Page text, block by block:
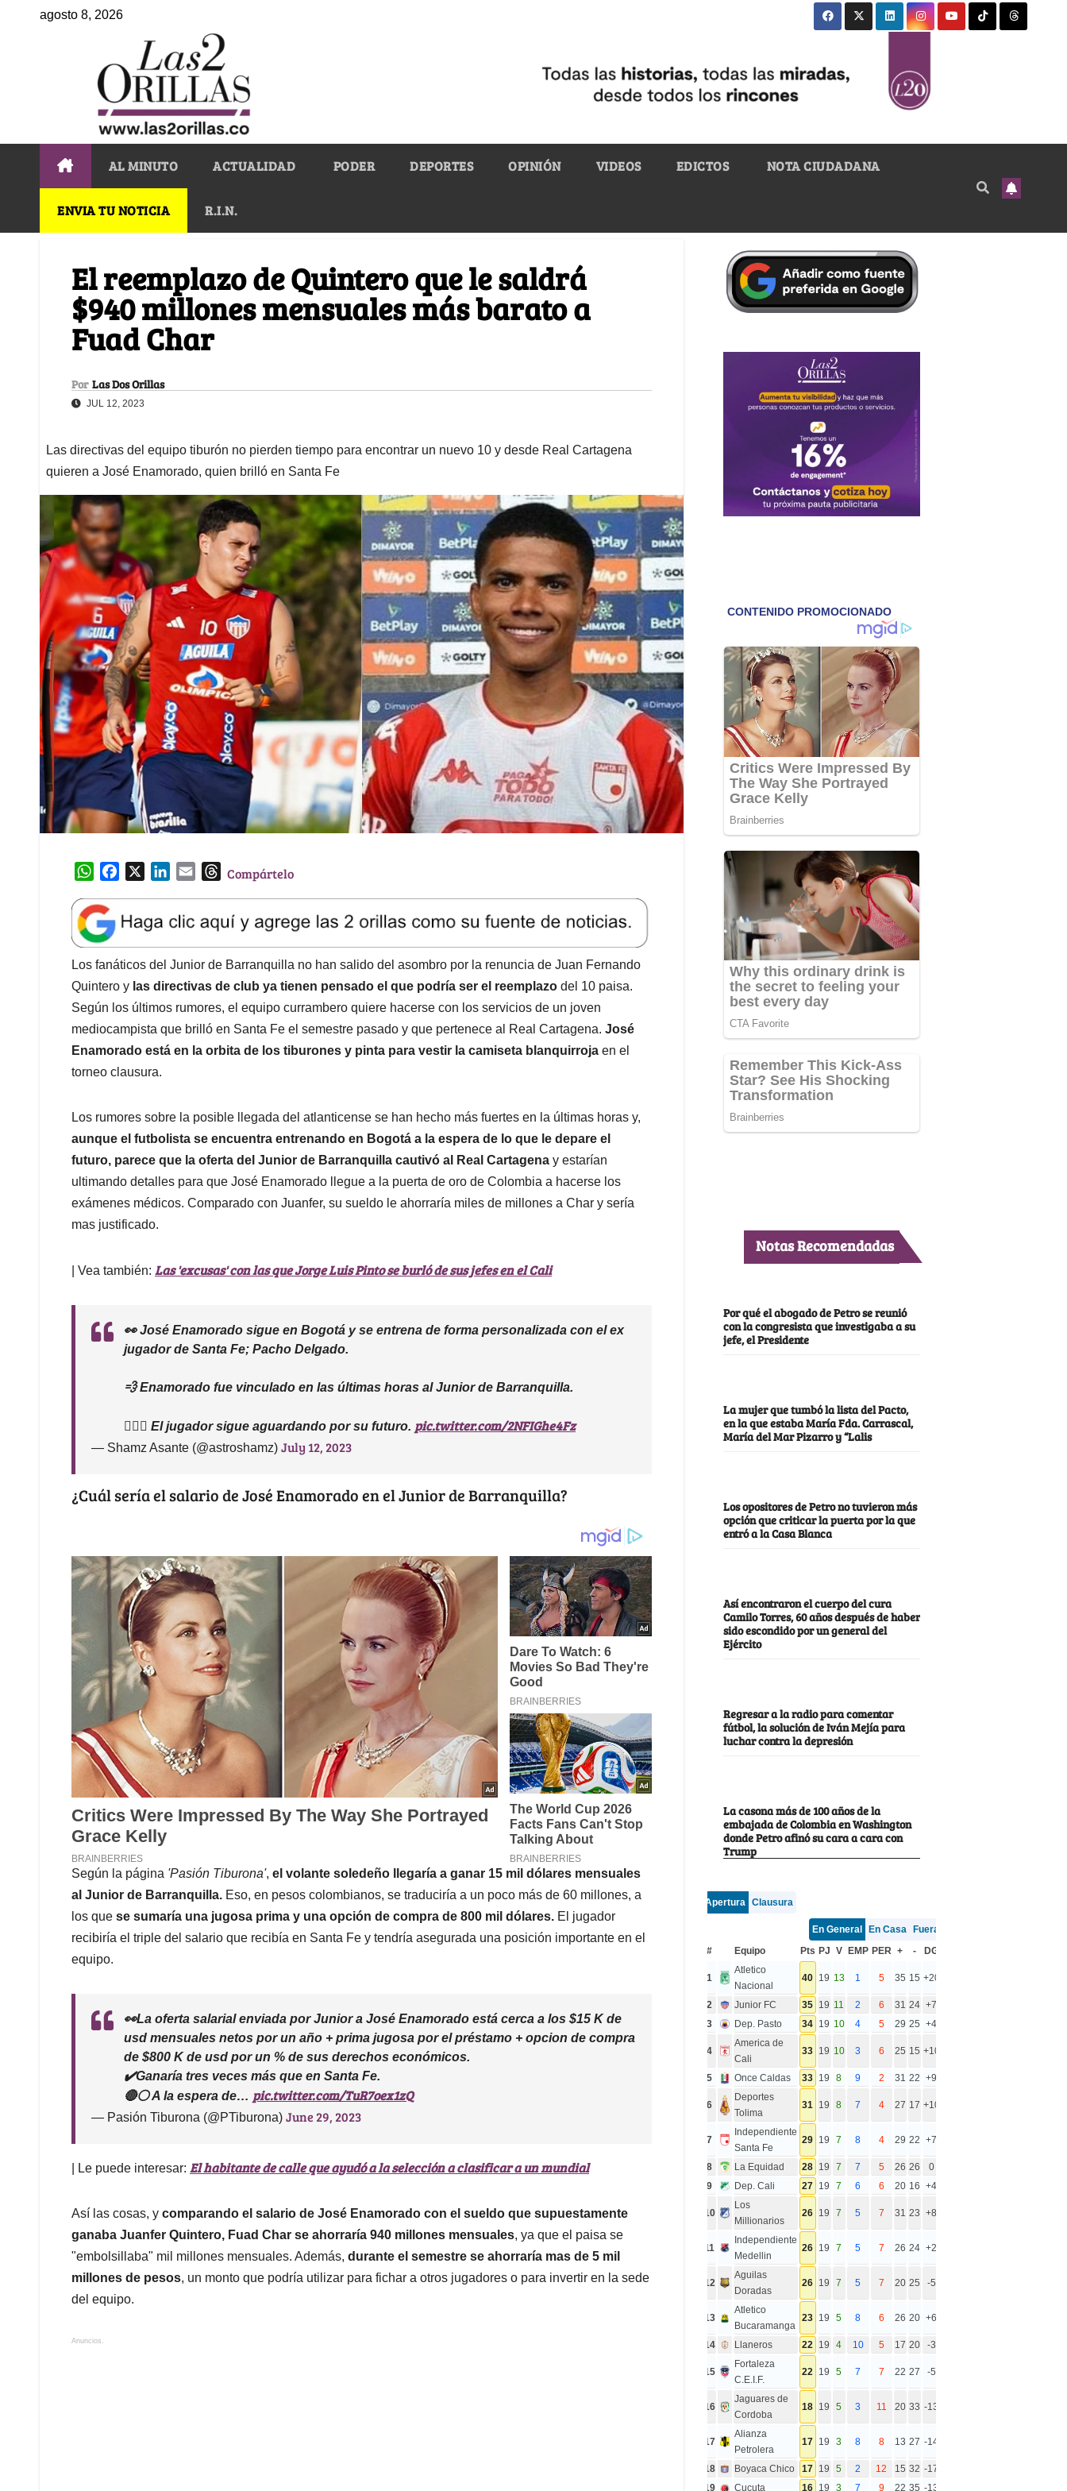
agosto 8, 2026
AL MINUTO ACTUALIDAD PODER DEPORTES OPINIÓN VIDEOS EDICTOS NOTA CIUDADANA
ENVIA TU NOTICIA R.I.N.
El reemplazo de Quintero que le saldrá
$940 millones mensuales más barato a
Fuad Char
Por Las Dos Orillas
JUL 12, 2023
Las directivas del equipo tiburón no pierden tiempo para encontrar un nuevo 10 y desde Real Cartagena
quieren a José Enamorado, quien brilló en Santa Fe
W
a
t
s
A
p
p
e
b
o
o
k
k
e
d
I
n
l
T
e
a
d
s
Compártelo
Los fanáticos del Junior de Barranquilla no han salido del asombro por la renuncia de Juan Fernando
Quintero y las directivas de club ya tienen pensado el que podría ser el reemplazo del 10 paisa.
Según los últimos rumores, el equipo currambero quiere hacerse con los servicios de un joven
mediocampista que brilló en Santa Fe el semestre pasado y que pertenece al Real Cartagena. José
Enamorado está en la orbita de los tiburones y pinta para vestir la camiseta blanquirroja en el
torneo clausura.
Los rumores sobre la posible llegada del atlanticense se han hecho más fuertes en la últimas horas y,
aunque el futbolista se encuentra entrenando en Bogotá a la espera de lo que le depare el
futuro, parece que la oferta del Junior de Barranquilla cautivó al Real Cartagena y estarían
ultimando detalles para que José Enamorado llegue a la puerta de oro de Colombia a hacerse los
exámenes médicos. Comparado con Juanfer, su sueldo le ahorraría miles de millones a Char y sería
mas justificado.
| Vea también: Las 'excusas' con las que Jorge Luis Pinto se burló de sus jefes en el Cali
👀 José Enamorado sigue en Bogotá y se entrena de forma personalizada con el ex
jugador de Santa Fe; Pacho Delgado.
💨 Enamorado fue vinculado en las últimas horas al Junior de Barranquilla.
🤷🏿‍♂️ El jugador sigue aguardando por su futuro. pic.twitter.com/2NFIGhe4Fz
— Shamz Asante (@astroshamz) July 12, 2023
¿Cuál sería el salario de José Enamorado en el Junior de Barranquilla?
Según la página 'Pasión Tiburona', el volante soledeño llegaría a ganar 15 mil dólares mensuales
al Junior de Barranquilla. Eso, en pesos colombianos, se traduciría a un poco más de 60 millones, a
los que se sumaría una jugosa prima y una opción de compra de 800 mil dólares. El jugador
recibiría el triple del salario que recibía en Santa Fe y tendría asegurada una posición importante en el
equipo.
👀La oferta salarial enviada por Junior a José Enamorado está cerca a los $15 K de
usd mensuales netos por un año + prima jugosa por el préstamo + opcion de compra
de $800 K de usd por un % de sus derechos económicos.
✔️Ganaría tres veces más que en Santa Fe.
🔴⚪ A la espera de… pic.twitter.com/TuR7oex1zQ
— Pasión Tiburona (@PTiburona) June 29, 2023
| Le puede interesar: El habitante de calle que ayudó a la selección a clasificar a un mundial
Así las cosas, y comparando el salario de José Enamorado con el sueldo que supuestamente
ganaba Juanfer Quintero, Fuad Char se ahorraría 940 millones mensuales, ya que el paisa se
"embolsillaba" mil millones mensuales. Además, durante el semestre se ahorraría mas de 5 mil
millones de pesos, un monto que podría utilizar para fichar a otros jugadores o para invertir en la sede
del equipo.
Anuncios.
Notas Recomendadas
Por qué el abogado de Petro se reunió
con la congresista que investigaba a su
jefe, el Presidente
La mujer que tumbó la lista del Pacto,
en la que estaba María Fda. Carrascal,
María del Mar Pizarro y “Lalis
Los opositores de Petro no tuvieron más
opción que criticar la puerta por la que
entró a la Casa Blanca
Así encontraron el cuerpo del cura
Camilo Torres, 60 años después de haber
sido escondido por un general del
Ejército
Regresar a la radio para comentar
fútbol, la solución de Iván Mejía para
luchar contra la depresión
La casona más de 100 años de la
embajada de Colombia en Washington
donde Petro afinó su cara a cara con
Trump
Apertura Clausura
En General En Casa
Fuera
#
Equipo Pts PJ V EMP PER + - DG
1
Atletico
Nacional
40 19 13 1 5 35 15 +20
2 Junior FC 35 19 11 2 6 31 24 +7
3
Dep. Pasto 34 19 10 4 5 29 25 +4
4
America de
Cali
33 19 10 3 6 25 15 +10
5 Once Caldas 33 19 8 9 2 31 22 +9
6
Deportes
Tolima
31 19 8 7 4 27 17 +10
7
Independiente
Santa Fe
29 19 7 8 4 29 22 +7
8 La Equidad 28 19 7 7 5 26 26
0
9
Dep. Cali 27 19 7 6 6 20 16 +4
10
Los
Millionarios
26 19 7 5 7 31 23 +8
11
Independiente
Medellin
26 19 7 5 7 26 24 +2
12
Aguilas
Doradas
26 19 7 5 7 20 25 -5
13
Atletico
Bucaramanga
23 19 5 8 6 26 20 +6
14 Llaneros 22 19 4 10 5 17 20 -3
15
Fortaleza
C.E.I.F.
22 19 5 7 7 22 27 -5
16
Jaguares de
Cordoba
18 19 5 3 11 20 33 -13
17
Alianza
Petrolera
17 19 3 8 8 13 27 -14
18 Boyaca Chico 17 19 5 2 12 15 32 -17
19
Cucuta 16 19 3 7 9 22 35 -13